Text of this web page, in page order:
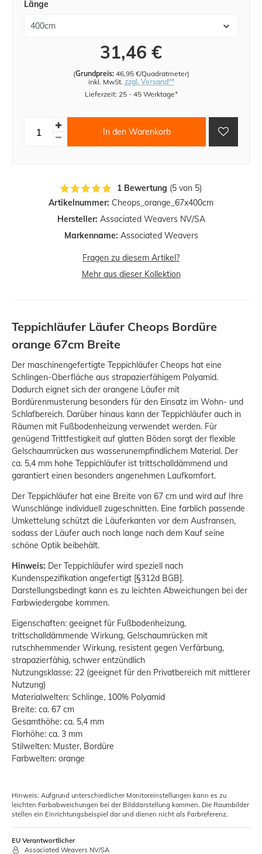
Artikelnummer: Cheops_orange_67x400cm
Hersteller: Associated Weavers NV/SA
Markenname: Associated Weavers
Länge
31,46 €
(Grundpreis: 46,95 €/Quadratmeter)
inkl. MwSt. zzgl. Versand**
Lieferzeit: 25 - 45 Werktage*
In den Warenkorb
Fragen zu diesem Artikel?
Mehr aus dieser Kollektion
1 Bewertung (5 von 5)
Teppichläufer Läufer Cheops Bordüre
orange 67cm Breite
Der maschinengefertigte Teppichläufer Cheops hat eine
Schlingen-Oberfläche aus strapazierfähigem Polyamid.
Dadurch eignet sich der orangene Läufer mit
Bordürenmusterung besonders für den Einsatz im Wohn- und
Schlafbereich. Darüber hinaus kann der Teppichläufer auch in
Räumen mit Fußbodenheizung verwendet werden. Für
genügend Trittfestigkeit auf glatten Böden sorgt der flexible
Gelschaumrücken aus wasserunempfindlichem Material. Der
ca. 5,4 mm hohe Teppichläufer ist trittschalldämmend und
garantiert einen besonders angenehmen Laufkomfort.
Der Teppichläufer hat eine Breite von 67 cm und wird auf Ihre
Wunschlänge individuell zugeschnitten. Eine farblich passende
Umkettelung schützt die Läuferkanten vor dem Ausfransen,
sodass der Läufer auch noch lange nach dem Kauf seine
schöne Optik beibehält.
Hinweis: Der Teppichläufer wird speziell nach
Kundenspezifikation angefertigt [§312d BGB].
Darstellungsbedingt kann es zu leichten Abweichungen bei der
Farbwiedergabe kommen.
Eigenschaften: geeignet für Fußbodenheizung,
trittschalldämmende Wirkung, Gelschaumrücken mit
rutschhemmender Wirkung, resistent gegen Verfärbung,
strapazierfähig, schwer entzündlich
Nutzungsklasse: 22 (geeignet für den Privatbereich mit mittlerer
Nutzung)
Materialwelten: Schlinge, 100% Polyamid
Breite: ca. 67 cm
Gesamthöhe: ca. 5,4 mm
Florhöhe: ca. 3 mm
Stilwelten: Muster, Bordüre
Farbwelten: orange
Hinweis: Aufgrund unterschiedlicher Monitoreinstellungen kann es zu
leichten Farbabweichungen bei der Bilddarstellung kommen. Die Raumbilder
stellen ein Einrichtungsbeispiel dar und dienen nicht als Farbreferenz.
EU Verantwortlicher
Associated Weavers NV/SA